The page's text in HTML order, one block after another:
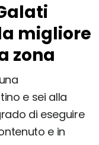
migliore
zona
e sei alla
di eseguire
e in